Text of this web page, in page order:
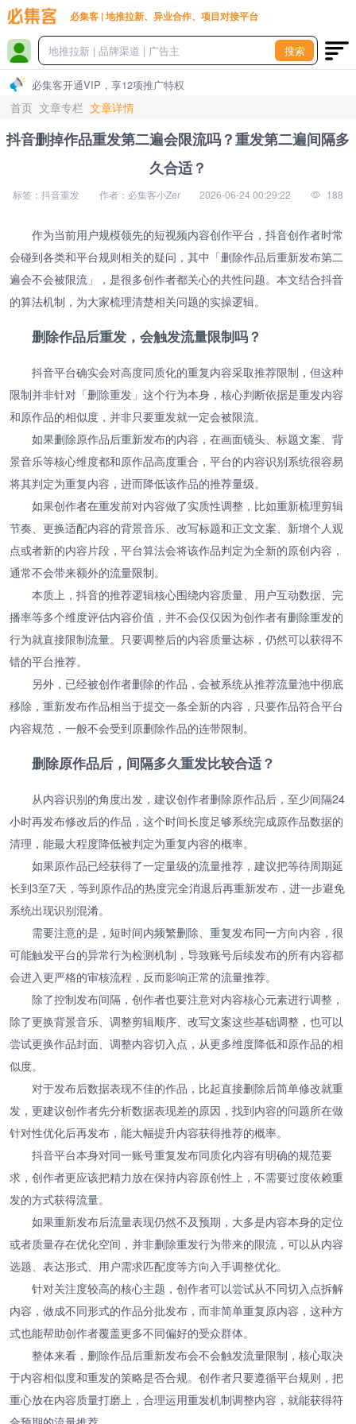
必集客 | 地推拉新、异业合作、项目对接平台
搜索
必集客开通VIP，享12项推广特权
首页 文章专栏 文章详情
抖音删掉作品重发第二遍会限流吗？重发第二遍间隔多
久合适？
标签：抖音重发 作者：必集客小Zer 2026-06-24 00:29:22 188
作为当前用户规模领先的短视频内容创作平台，抖音创作者时常
会碰到各类和平台规则相关的疑问，其中「删除作品后重新发布第二
遍会不会被限流」，是很多创作者都关心的共性问题。本文结合抖音
的算法机制，为大家梳理清楚相关问题的实操逻辑。
删除作品后重发，会触发流量限制吗？
抖音平台确实会对高度同质化的重复内容采取推荐限制，但这种
限制并非针对「删除重发」这个行为本身，核心判断依据是重发内容
和原作品的相似度，并非只要重发就一定会被限流。
如果删除原作品后重新发布的内容，在画面镜头、标题文案、背
景音乐等核心维度都和原作品高度重合，平台的内容识别系统很容易
将其判定为重复内容，进而降低该作品的推荐量级。
如果创作者在重发前对内容做了实质性调整，比如重新梳理剪辑
节奏、更换适配内容的背景音乐、改写标题和正文文案、新增个人观
点或者新的内容片段，平台算法会将该作品判定为全新的原创内容，
通常不会带来额外的流量限制。
本质上，抖音的推荐逻辑核心围绕内容质量、用户互动数据、完
播率等多个维度评估内容价值，并不会仅仅因为创作者有删除重发的
行为就直接限制流量。只要调整后的内容质量达标，仍然可以获得不
错的平台推荐。
另外，已经被创作者删除的作品，会被系统从推荐流量池中彻底
移除，重新发布作品相当于提交一条全新的内容，只要作品符合平台
内容规范，一般不会受到原删除作品的连带限制。
删除原作品后，间隔多久重发比较合适？
从内容识别的角度出发，建议创作者删除原作品后，至少间隔24
小时再发布修改后的作品，这个时间长度足够系统完成原作品数据的
清理，能最大程度降低被判定为重复内容的概率。
如果原作品已经获得了一定量级的流量推荐，建议把等待周期延
长到3至7天，等到原作品的热度完全消退后再重新发布，进一步避免
系统出现识别混淆。
需要注意的是，短时间内频繁删除、重复发布同一方向内容，很
可能触发平台的异常行为检测机制，导致账号后续发布的所有内容都
会进入更严格的审核流程，反而影响正常的流量推荐。
除了控制发布间隔，创作者也要注意对内容核心元素进行调整，
除了更换背景音乐、调整剪辑顺序、改写文案这些基础调整，也可以
尝试更换作品封面、调整内容切入点，从更多维度降低和原作品的相
似度。
对于发布后数据表现不佳的作品，比起直接删除后简单修改就重
发，更建议创作者先分析数据表现差的原因，找到内容的问题所在做
针对性优化后再发布，能大幅提升内容获得推荐的概率。
抖音平台本身对同一账号重复发布同质化内容有明确的规范要
求，创作者更应该把精力放在保持内容原创性上，不需要过度依赖重
发的方式获得流量。
如果重新发布后流量表现仍然不及预期，大多是内容本身的定位
或者质量存在优化空间，并非删除重发行为带来的限流，可以从内容
选题、表达形式、用户需求匹配度等方向入手调整优化。
针对关注度较高的核心主题，创作者可以尝试从不同切入点拆解
内容，做成不同形式的作品分批发布，而非简单重复原内容，这种方
式也能帮助创作者覆盖更多不同偏好的受众群体。
整体来看，删除作品后重新发布会不会触发流量限制，核心取决
于内容相似度和重发的策略是否合规。创作者只要遵循平台规则，把
重心放在内容质量打磨上，合理运用重发机制调整内容，就能获得符